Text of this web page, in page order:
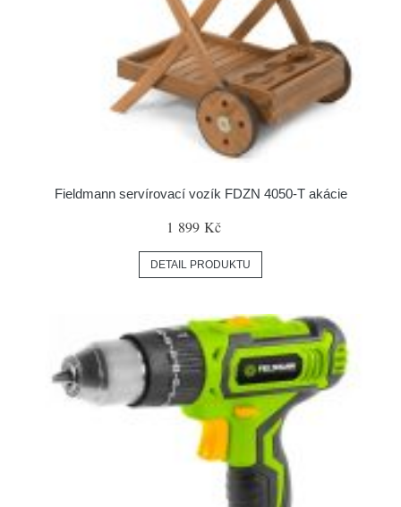
Fieldmann servírovací vozík FDZN 4050-T akácie
1 899 Kč
DETAIL PRODUKTU